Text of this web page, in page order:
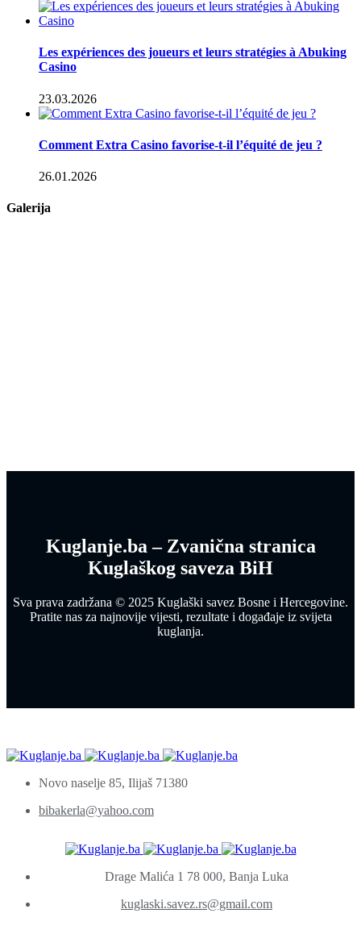
Les expériences des joueurs et leurs stratégies à Abuking
Casino
23.03.2026
Comment Extra Casino favorise-t-il l’équité de jeu ?
26.01.2026
Galerija
Kuglanje.ba – Zvanična stranica
Kuglaškog saveza BiH
Sva prava zadržana © 2025 Kuglaški savez Bosne i Hercegovine.
Pratite nas za najnovije vijesti, rezultate i događaje iz svijeta
kuglanja.
Novo naselje 85, Ilijaš 71380
bibakerla@yahoo.com
Drage Malića 1 78 000, Banja Luka
kuglaski.savez.rs@gmail.com